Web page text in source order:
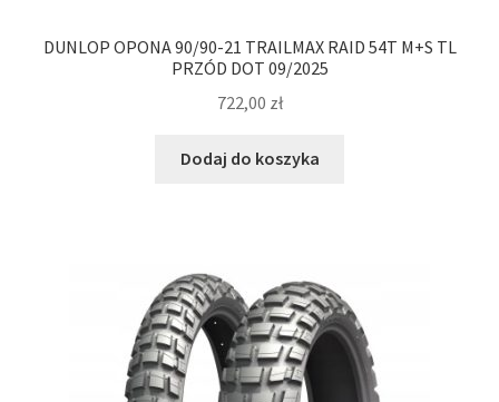
DUNLOP OPONA 90/90-21 TRAILMAX RAID 54T M+S TL
PRZÓD DOT 09/2025
722,00 zł
Dodaj do koszyka